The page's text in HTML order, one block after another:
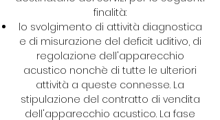
finalità:
lo svolgimento di attività diagnostica
e di misurazione del deficit uditivo, di
regolazione dell'apparecchio
acustico nonchè di tutte le ulteriori
attività a queste connesse. La
stipulazione del contratto di vendita
dell'apparecchio acustico. La fase